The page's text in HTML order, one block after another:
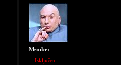
Member
Isključen